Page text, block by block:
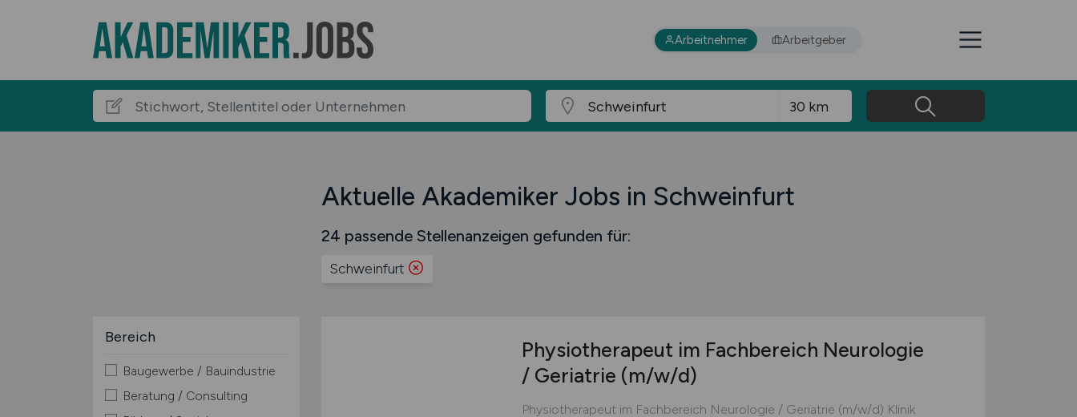
Arbeitnehmer Arbeitgeber
Aktuelle Akademiker Jobs in Schweinfurt
24 passende Stellenanzeigen gefunden für:
Schweinfurt
Bereich
Baugewerbe / Bauindustrie
Beratung / Consulting
Physiotherapeut im Fachbereich Neurologie
/ Geriatrie (m/w/d)
Physiotherapeut im Fachbereich Neurologie / Geriatrie (m/w/d) Klinik